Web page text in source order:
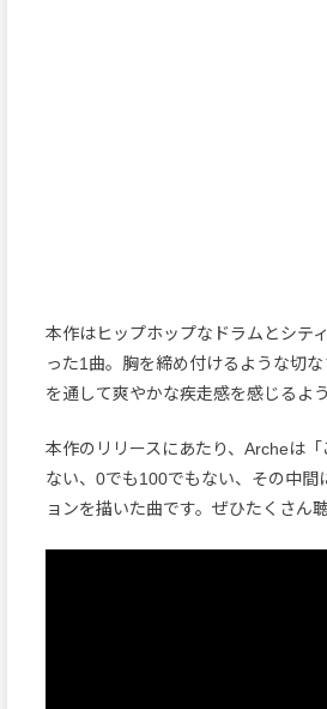
本作はヒップホップなドラムとシテ
った1曲。胸を締め付けるような切
を通して爽やかな疾走感を感じるよ
本作のリリースにあたり、Archeは
ない、0でも100でもない、その中
ョンを描いた曲です。ぜひたくさん